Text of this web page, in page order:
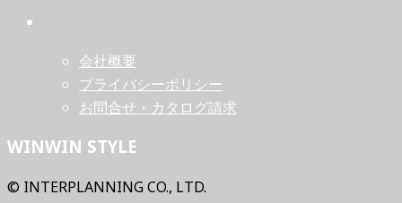
会社概要
プライバシーポリシー
お問合せ・カタログ請求
WINWIN STYLE
© INTERPLANNING CO., LTD.